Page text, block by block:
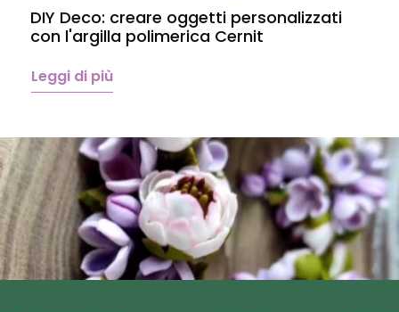
DIY Deco: creare oggetti personalizzati
con l'argilla polimerica Cernit
Leggi di più